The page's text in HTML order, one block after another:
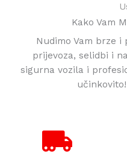
Kako Vam
Nudimo Vam brze i
prijevoza, selidbi i
sigurna vozila i
učinkovito!